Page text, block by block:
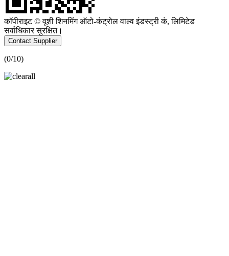
कॉपीराइट © वूशी शिनमिंग ऑटो-कंट्रोल वाल्व इंडस्ट्री कं, लिमिटेड
सर्वाधिकार सुरक्षित।
Contact Supplier
(0/10)